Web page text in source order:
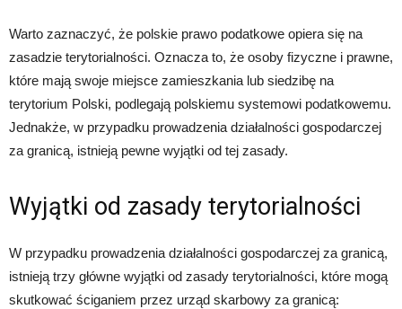
Warto zaznaczyć, że polskie prawo podatkowe opiera się na
zasadzie terytorialności. Oznacza to, że osoby fizyczne i prawne,
które mają swoje miejsce zamieszkania lub siedzibę na
terytorium Polski, podlegają polskiemu systemowi podatkowemu.
Jednakże, w przypadku prowadzenia działalności gospodarczej
za granicą, istnieją pewne wyjątki od tej zasady.
Wyjątki od zasady terytorialności
W przypadku prowadzenia działalności gospodarczej za granicą,
istnieją trzy główne wyjątki od zasady terytorialności, które mogą
skutkować ściganiem przez urząd skarbowy za granicą: